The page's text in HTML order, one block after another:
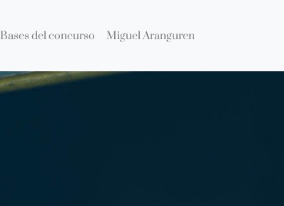
Bases del concurso Miguel Aranguren